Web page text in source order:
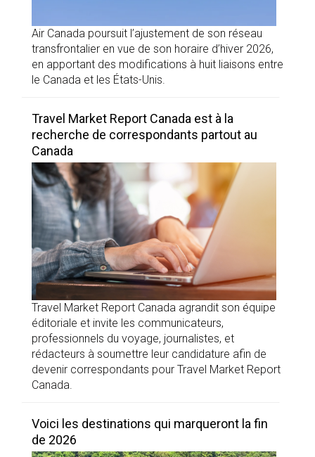
Air Canada poursuit l’ajustement de son réseau
transfrontalier en vue de son horaire d’hiver 2026,
en apportant des modifications à huit liaisons entre
le Canada et les États-Unis.
Travel Market Report Canada est à la
recherche de correspondants partout au
Canada
Travel Market Report Canada agrandit son équipe
éditoriale et invite les communicateurs,
professionnels du voyage, journalistes, et
rédacteurs à soumettre leur candidature afin de
devenir correspondants pour Travel Market Report
Canada.
Voici les destinations qui marqueront la fin
de 2026